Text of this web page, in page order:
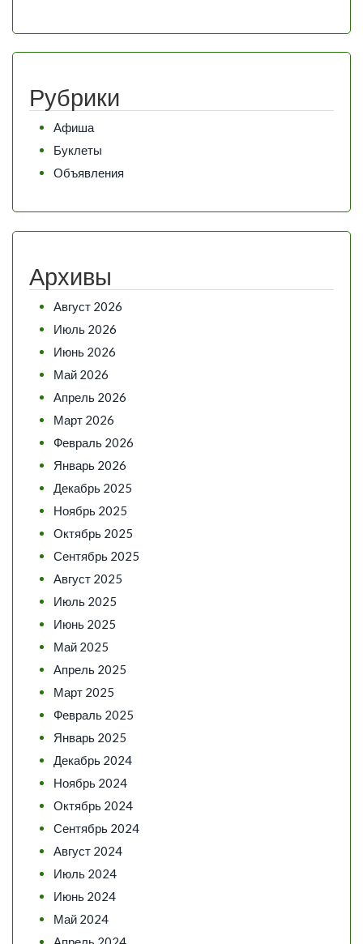
Рубрики
Афиша
Буклеты
Объявления
Архивы
Август 2026
Июль 2026
Июнь 2026
Май 2026
Апрель 2026
Март 2026
Февраль 2026
Январь 2026
Декабрь 2025
Ноябрь 2025
Октябрь 2025
Сентябрь 2025
Август 2025
Июль 2025
Июнь 2025
Май 2025
Апрель 2025
Март 2025
Февраль 2025
Январь 2025
Декабрь 2024
Ноябрь 2024
Октябрь 2024
Сентябрь 2024
Август 2024
Июль 2024
Июнь 2024
Май 2024